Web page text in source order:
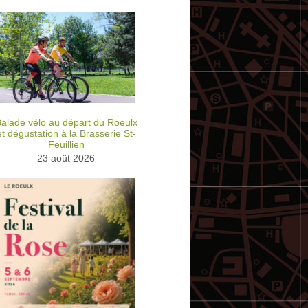
vélo au départ du Roeulx
dégustation à la Brasserie St-
Feuillien
23 août 2026